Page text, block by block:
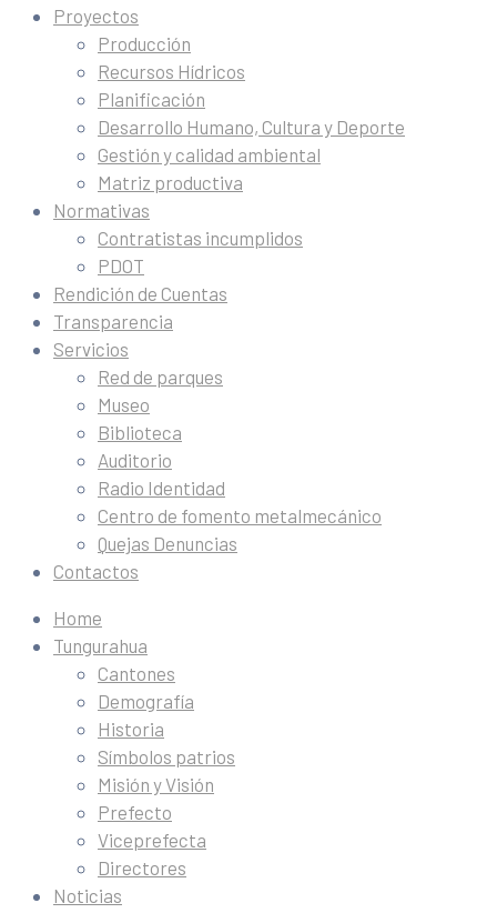
Proyectos
Producción
Recursos Hídricos
Planificación
Desarrollo Humano, Cultura y Deporte
Gestión y calidad ambiental
Matriz productiva
Normativas
Contratistas incumplidos
PDOT
Rendición de Cuentas
Transparencia
Servicios
Red de parques
Museo
Biblioteca
Auditorio
Radio Identidad
Centro de fomento metalmecánico
Quejas Denuncias
Contactos
Home
Tungurahua
Cantones
Demografía
Historia
Símbolos patrios
Misión y Visión
Prefecto
Viceprefecta
Directores
Noticias